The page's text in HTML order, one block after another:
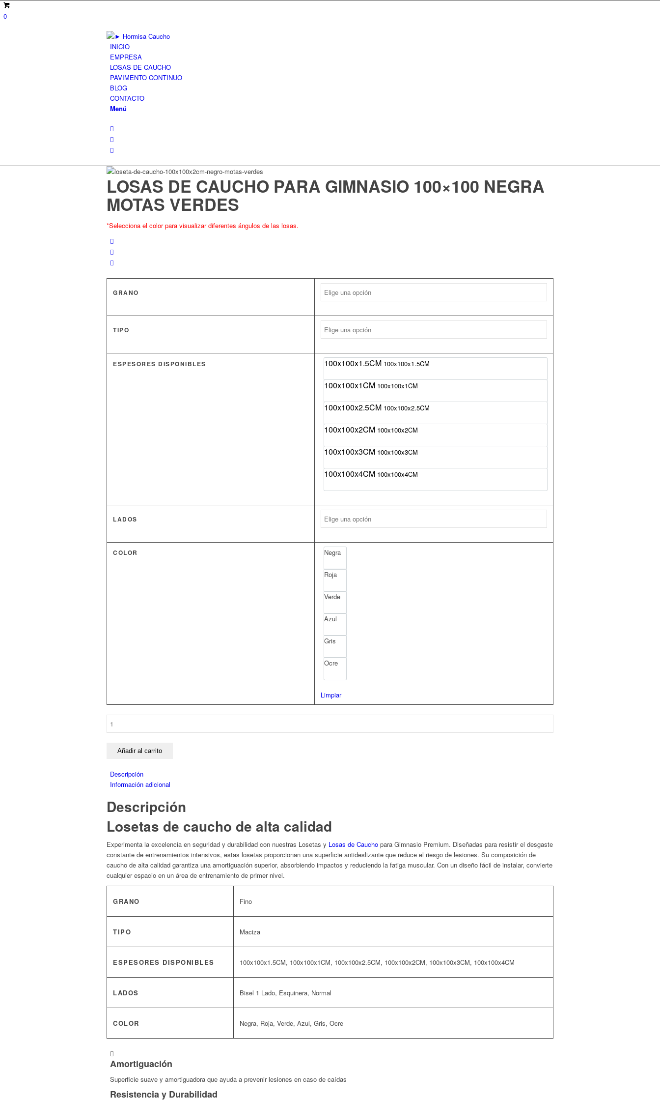
0
INICIO
EMPRESA
LOSAS DE CAUCHO
PAVIMENTO CONTINUO
BLOG
CONTACTO
Menú
Zoom
LOSAS DE CAUCHO PARA GIMNASIO 100×100 NEGRA
MOTAS VERDES
*Selecciona el color para visualizar diferentes ángulos de las losas.
GRANO
TIPO
ESPESORES DISPONIBLES 100x100x1.5CM 100x100x1.5CM
100x100x1CM 100x100x1CM
100x100x2.5CM 100x100x2.5CM
100x100x2CM 100x100x2CM
100x100x3CM 100x100x3CM
100x100x4CM 100x100x4CM
LADOS
COLOR Negra
Roja
Verde
Azul
Gris
Ocre
Limpiar
PARA
100x100
NEGRA
VERDES
cantidad
Añadir al carrito
Descripción
Información adicional
Descripción
Losetas de caucho de alta calidad
Experimenta la excelencia en seguridad y durabilidad con nuestras Losetas y Losas de Caucho para Gimnasio Premium. Diseñadas para resistir el desgaste
constante de entrenamientos intensivos, estas losetas proporcionan una superficie antideslizante que reduce el riesgo de lesiones. Su composición de
caucho de alta calidad garantiza una amortiguación superior, absorbiendo impactos y reduciendo la fatiga muscular. Con un diseño fácil de instalar, convierte
cualquier espacio en un área de entrenamiento de primer nivel.
GRANO Fino
TIPO Maciza
ESPESORES DISPONIBLES 100x100x1.5CM, 100x100x1CM, 100x100x2.5CM, 100x100x2CM, 100x100x3CM, 100x100x4CM
LADOS Bisel 1 Lado, Esquinera, Normal
COLOR Negra, Roja, Verde, Azul, Gris, Ocre
Amortiguación
Superficie suave y amortiguadora que ayuda a prevenir lesiones en caso de caídas
Resistencia y Durabilidad